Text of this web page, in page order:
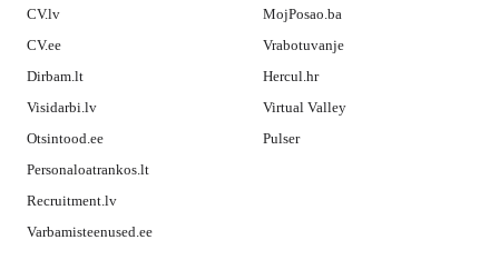
CV.lv
CV.ee
Dirbam.lt
Visidarbi.lv
Otsintood.ee
Personaloatrankos.lt
Recruitment.lv
Varbamisteenused.ee
MojPosao.ba
Vrabotuvanje
Hercul.hr
Virtual Valley
Pulser